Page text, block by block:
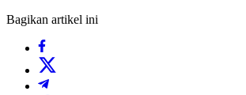
Bagikan artikel ini